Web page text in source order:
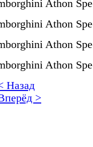
Назад
>